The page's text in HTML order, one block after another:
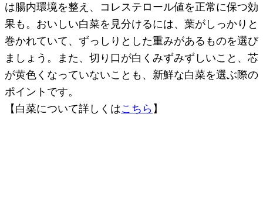
は腸内環境を整え、コレステロール値を正常に保つ効
果も。おいしい白菜を見分けるには、葉がしっかりと
巻かれていて、ずっしりとした重みがあるものを選び
ましょう。また、切り口が白くみずみずしいこと、芯
が黄色くなっていないことも、新鮮な白菜を選ぶ際の
ポイントです。
【白菜について詳しくはこちら 】